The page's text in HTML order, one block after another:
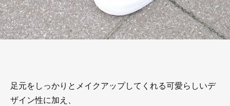
足元をしっかりとメイクアップしてくれる可愛らしいデ
ザイン性に加え、